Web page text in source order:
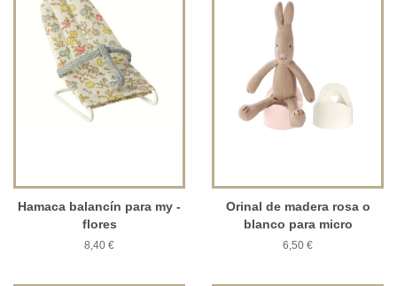
Hamaca balancín para my -
flores
8,40 €
Orinal de madera rosa o
blanco para micro
6,50 €